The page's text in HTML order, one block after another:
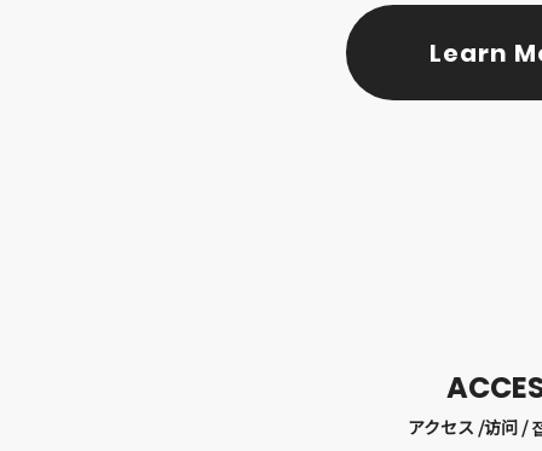
Learn
アクセス /访问 /